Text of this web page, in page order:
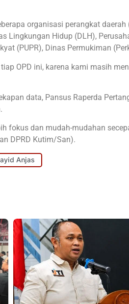
organisasi perangkat
Lingkungan Hidup (DLH),
(PUPR), Dinas Permukiman
OPD ini, karena kami masih
data, Pansus Raperda
fokus dan mudah-mudahan
DPRD Kutim/San).
Anjas